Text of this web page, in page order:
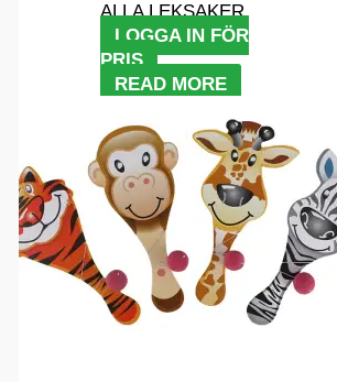
ALLA LEKSAKER
LOGGA IN FÖR
PRIS
READ MORE